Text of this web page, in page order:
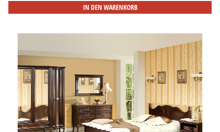
IN DEN WARENKORB